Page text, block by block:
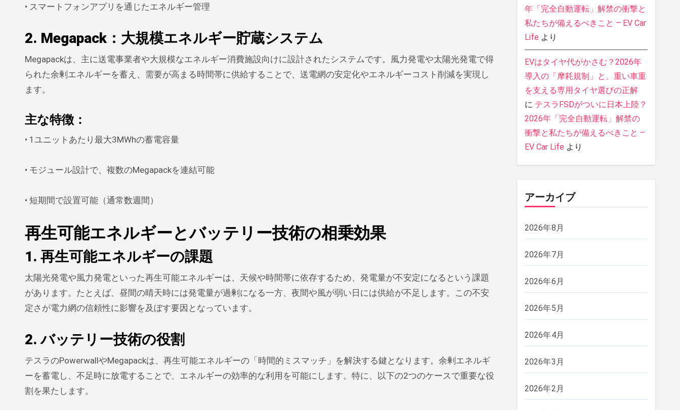
• スマートフォンアプリを通じたエネルギー管理
2. Megapack：大規模エネルギー貯蔵システム
Megapackは、主に送電事業者や大規模なエネルギー消費施設向けに設計されたシステムです。風力発電や太陽光発電で得
られた余剰エネルギーを蓄え、需要が高まる時間帯に供給することで、送電網の安定化やエネルギーコスト削減を実現し
ます。
主な特徴 ：
• 1ユニットあたり最大3MWhの蓄電容量
• モジュール設計で、複数のMegapackを連結可能
• 短期間で設置可能（通常数週間）
再生可能エネルギーとバッテリー技術の相乗効果
1. 再生可能エネルギーの課題
太陽光発電や風力発電といった再生可能エネルギーは、天候や時間帯に依存するため、発電量が不安定になるという課題
があります。たとえば、昼間の晴天時には発電量が過剰になる一方、夜間や風が弱い日には供給が不足します。この不安
定さが電力網の信頼性に影響を及ぼす要因となっています。
2. バッテリー技術の役割
テスラのPowerwallやMegapackは、再生可能エネルギーの「時間的ミスマッチ」を解決する鍵となります。余剰エネルギ
ーを蓄電し、不足時に放電することで、エネルギーの効率的な利用を可能にします。特に、以下の2つのケースで重要な役
割を果たします。
年「完全自動運転」解禁の衝撃と
私たちが備えるべきこと – EV Car
Life より
EVはタイヤ代がかさむ？2026年
導入の「摩耗規制」と、重い車重
を支える専用タイヤ選びの正解
に テスラFSDがついに日本上陸？
2026年「完全自動運転」解禁の
衝撃と私たちが備えるべきこと –
EV Car Life より
アーカイブ
2026年8月
2026年7月
2026年6月
2026年5月
2026年4月
2026年3月
2026年2月